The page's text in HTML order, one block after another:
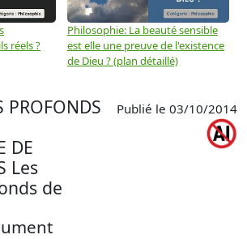
réels ?
Philosophie: La beauté sensible
est elle une preuve de l'existence
de Dieu ? (plan détaillé)
PROFONDS
DE
Les
de
Publié le 03/10/2014